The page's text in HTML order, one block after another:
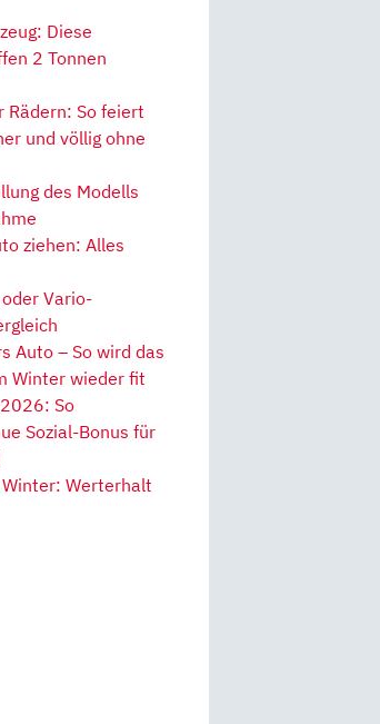
Diese
2 Tonnen
Rädern: So feiert
und völlig ohne
des Modells
ziehen: Alles
Vario-
Auto – So wird das
Winter wieder fit
So
Sozial-Bonus für
Werterhalt